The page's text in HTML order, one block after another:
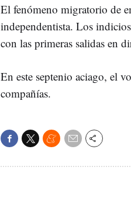
El fenómeno migratorio de
independentista. Los
con las primeras salidas en
En este septenio aciago, el
compañías.